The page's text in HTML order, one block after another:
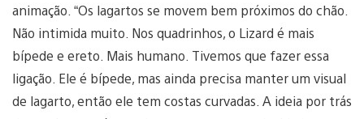
animação. “Os lagartos se movem bem próximos do chão.
Não intimida muito. Nos quadrinhos, o Lizard é mais
bípede e ereto. Mais humano. Tivemos que fazer essa
ligação. Ele é bípede, mas ainda precisa manter um visual
de lagarto, então ele tem costas curvadas. A ideia por trás